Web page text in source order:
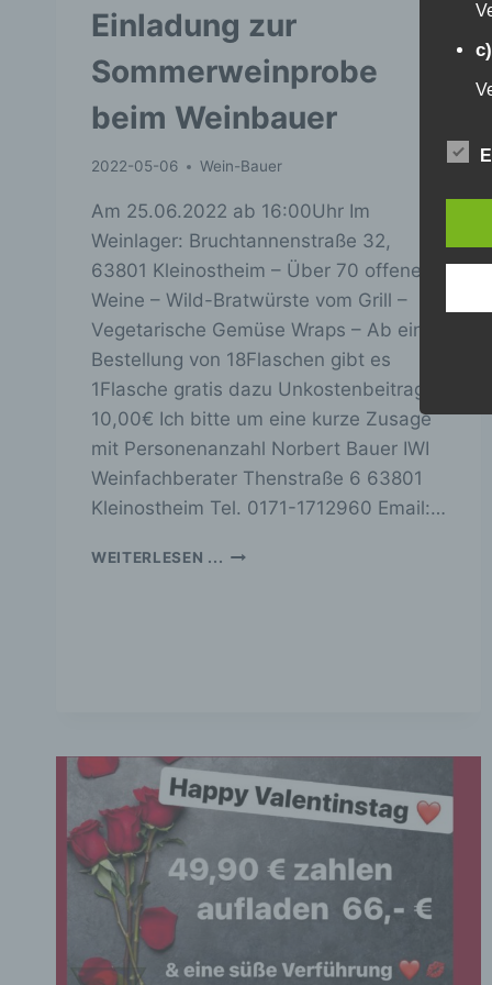
Einladung zur
Sommerweinprobe
beim Weinbauer
2022-05-06 Wein-Bauer
Am 25.06.2022 ab 16:00Uhr Im
Weinlager: Bruchtannenstraße 32,
63801 Kleinostheim – Über 70 offene
Weine – Wild-Bratwürste vom Grill –
Vegetarische Gemüse Wraps – Ab einer
Bestellung von 18Flaschen gibt es
1Flasche gratis dazu Unkostenbeitrag
10,00€ Ich bitte um eine kurze Zusage
mit Personenanzahl Norbert Bauer IWI
Weinfachberater Thenstraße 6 63801
Kleinostheim Tel. 0171-1712960 Email:…
WEITERLESEN ... EINLADUNG